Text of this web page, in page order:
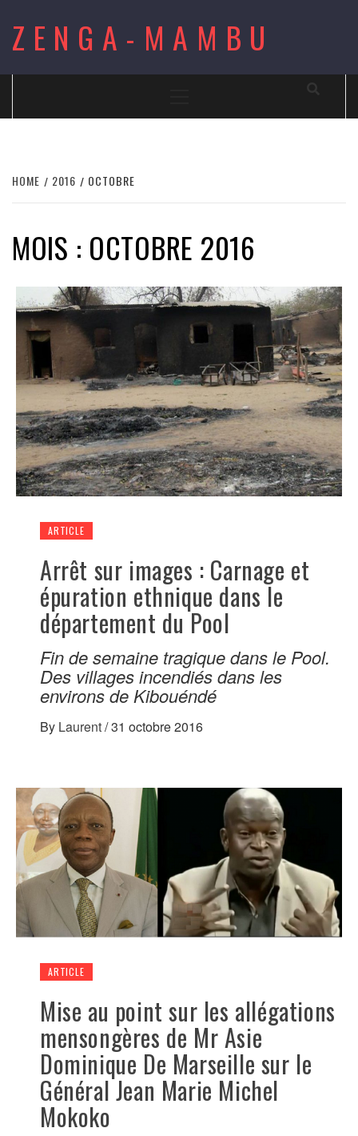
content
ZENGA-MAMBU
HOME 2016 OCTOBRE
MOIS : OCTOBRE 2016
ARTICLE
Arrêt sur images : Carnage et
épuration ethnique dans le
département du Pool
Fin de semaine tragique dans le Pool.
Des villages incendiés dans les
environs de Kibouéndé
By Laurent/31 octobre 2016
ARTICLE
Mise au point sur les allégations
mensongères de Mr Asie
Dominique De Marseille sur le
Général Jean Marie Michel
Mokoko